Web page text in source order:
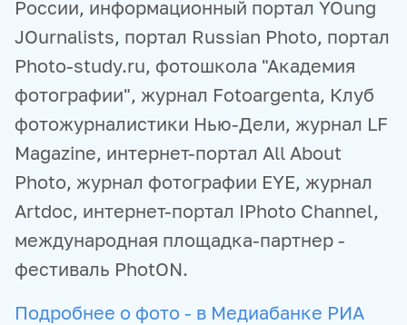
России, информационный портал YOung
JOurnalists, портал Russian Photo, портал
Photo-study.ru, фотошкола "Академия
фотографии", журнал Fotoargenta, Клуб
фотожурналистики Нью-Дели, журнал LF
Magazine, интернет-портал All About
Photo, журнал фотографии EYE, журнал
Artdoc, интернет-портал IPhoto Channel,
международная площадка-партнер -
фестиваль PhotON.
Подробнее о фото - в Медиабанке РИА